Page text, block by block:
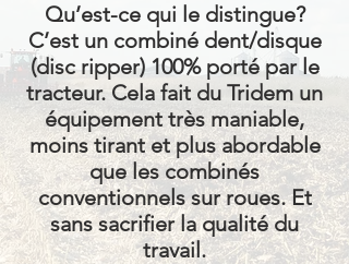
Qu’est-ce qui le distingue?
C’est un combiné dent/disque
(disc ripper) 100% porté par le
tracteur. Cela fait du Tridem un
équipement très maniable,
moins tirant et plus abordable
que les combinés
conventionnels sur roues. Et
sans sacrifier la qualité du
travail.